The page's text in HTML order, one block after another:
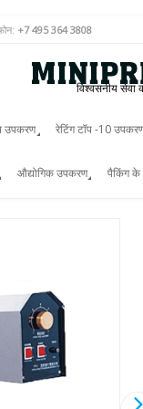
+7 495 364 3808
विश्वसनीय सेवा
उपकरण रेटिंग टॉप -10
औद्योगिक उपकरण पैकिंग के